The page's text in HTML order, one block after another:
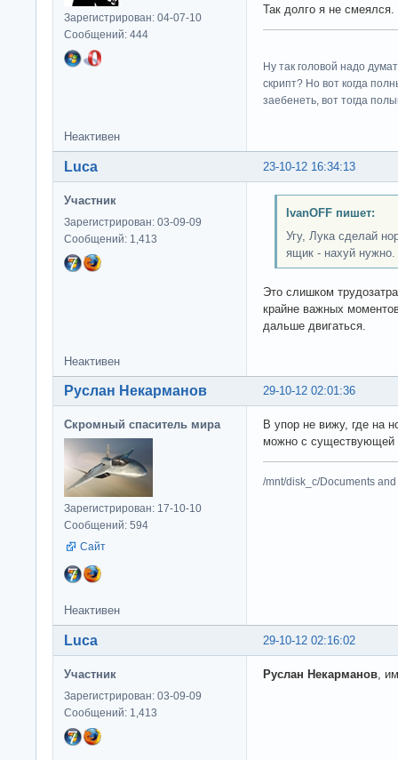
Зарегистрирован: 04-07-10
Сообщений: 444
Так долго я не смеялся.
Ну так головой надо
скрипт? Но вот когда
заебенеть, вот тогда
Неактивен
23-10-12 16:34:13
Luca
Участник
Зарегистрирован: 03-09-09
Сообщений: 1,413
IvanOFF пишет:
Угу, Лука сделай
ящик - нахуй нужно.
Это слишком
крайне важных
дальше двигаться.
Неактивен
29-10-12 02:01:36
Руслан Некарманов
Скромный спаситель мира
Зарегистрирован: 17-10-10
Сообщений: 594
Сайт
В упор не вижу, где на
можно с существующей
/mnt/disk_c/Documents
Неактивен
29-10-12 02:16:02
Luca
Участник
Зарегистрирован: 03-09-09
Сообщений: 1,413
Руслан Некарманов,